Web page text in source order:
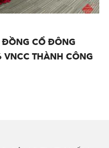
CỔ ĐÔNG
THÀNH CÔNG